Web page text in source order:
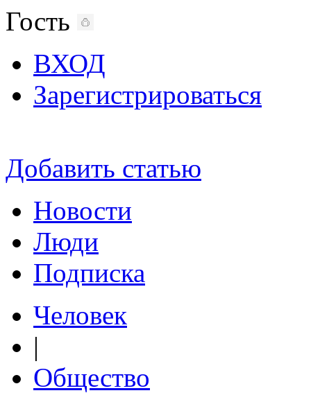
Гость
ВХОД
Зарегистрироваться
Добавить статью
Новости
Люди
Подписка
Человек
|
Общество